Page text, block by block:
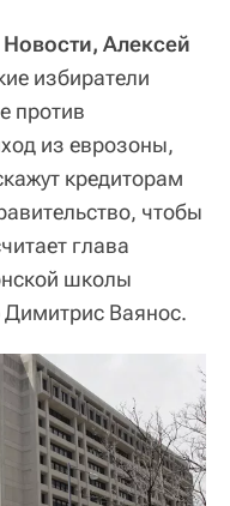
Алексей
избиратели
против
из еврозоны,
кредиторам
чтобы
глава
школы
Ваянос.